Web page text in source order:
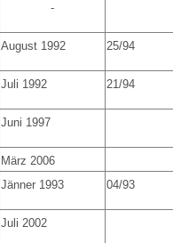
-
August 1992 25/94
Juli 1992 21/94
Juni 1997
März 2006
Jänner 1993 04/93
Juli 2002